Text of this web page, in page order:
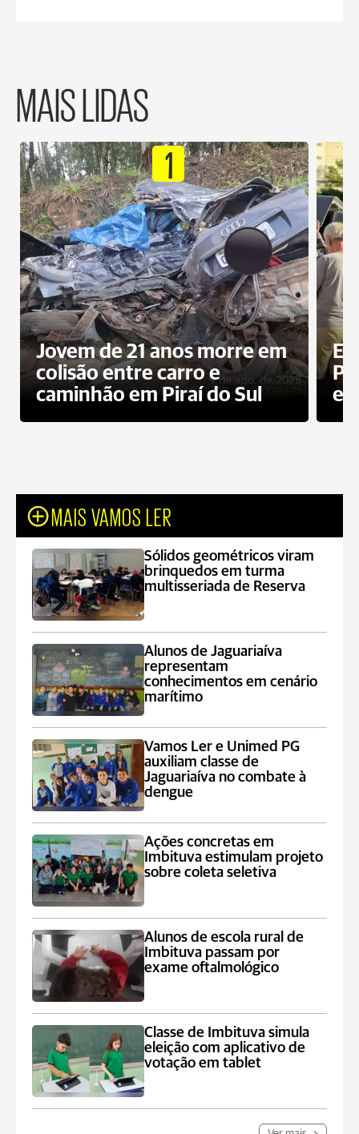
MAIS LIDAS
1
Jovem de 21 anos morre em
colisão entre carro e
caminhão em Piraí do Sul
MAIS VAMOS LER
Sólidos geométricos viram
brinquedos em turma
multisseriada de Reserva
Alunos de Jaguariaíva
representam
conhecimentos em cenário
marítimo
Vamos Ler e Unimed PG
auxiliam classe de
Jaguariaíva no combate à
dengue
Ações concretas em
Imbituva estimulam projeto
sobre coleta seletiva
Alunos de escola rural de
Imbituva passam por
exame oftalmológico
Classe de Imbituva simula
eleição com aplicativo de
votação em tablet